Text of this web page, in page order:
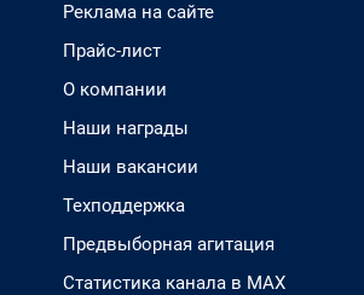
Реклама на сайте
Прайс-лист
О компании
Наши награды
Наши вакансии
Техподдержка
Предвыборная агитация
Статистика канала в MAX